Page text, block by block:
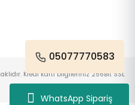
WhatsApp Sipariş
05077770583
Kredi kartı bilgileriniz 256Bit SSL